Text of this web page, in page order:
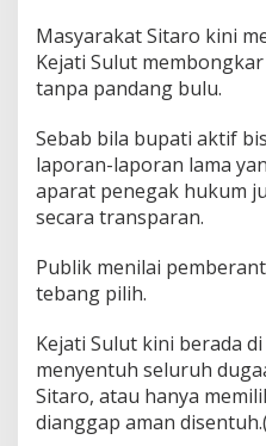
Masyarakat Sitaro kini
Kejati Sulut
tanpa pandang bulu.
Sebab bila bupati aktif
laporan-laporan lama
aparat penegak hukum
secara transparan.
Publik menilai
tebang pilih.
Kejati Sulut kini berada
menyentuh seluruh
Sitaro, atau hanya
dianggap aman